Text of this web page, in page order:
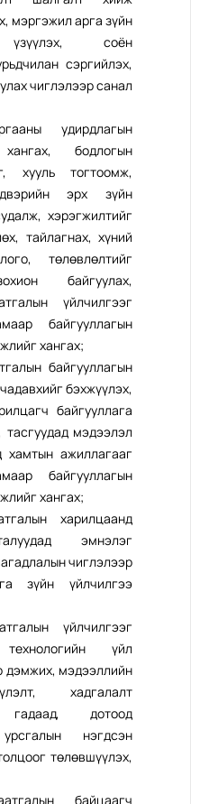
мэргэжил арга зүйн
үзүүлэх, соён
сэргийлэх,
чиглэлээр санал
удирдлагын
бодлогын
хууль тогтоомж,
эрх зүйн
хэрэгжилтийг
тайлагнах, хүний
төлөвлөлтийг
байгуулах,
үйлчилгээг
байгууллагын
хангах;
байгууллагын
бэхжүүлэх,
байгууллага
тасгуудад мэдээлэл
хамтын ажиллагааг
байгууллагын
хангах;
харилцаанд
эмнэлэг
чиглэлээр
зүйн үйлчилгээ
үйлчилгээг
үйл
дэмжих, мэдээллийн
хадгалалт
гадаад, дотоод
нэгдсэн
төлөвшүүлэх,
байцаагч